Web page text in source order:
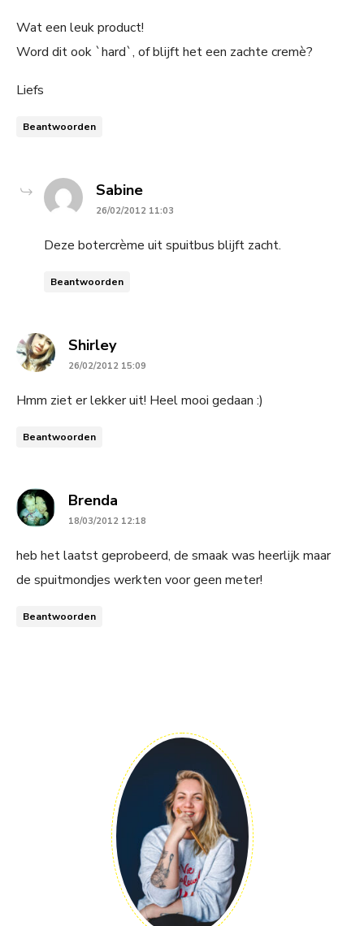
Wat een leuk product!
Word dit ook `hard`, of blijft het een zachte cremè?
Liefs
Beantwoorden
Sabinesays:
26/02/2012 11:03
Deze botercrème uit spuitbus blijft zacht.
Beantwoorden
Shirleysays:
26/02/2012 15:09
Hmm ziet er lekker uit! Heel mooi gedaan :)
Beantwoorden
Brenda
18/03/2012 12:18
heb het laatst geprobeerd, de smaak was heerlijk maar
de spuitmondjes werkten voor geen meter!
Beantwoorden